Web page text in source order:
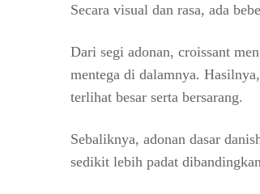
Secara visual dan rasa, ada
Dari segi adonan, croissant
mentega di dalamnya.
terlihat besar serta bersarang.
Sebaliknya, adonan dasar
sedikit lebih padat